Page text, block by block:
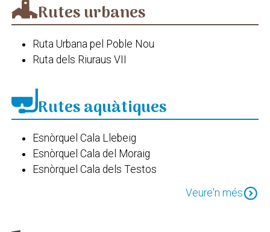
Rutes urbanes
Ruta Urbana pel Poble Nou
Ruta dels Riuraus VII
Rutes aquàtiques
Esnòrquel Cala Llebeig
Esnòrquel Cala del Moraig
Esnòrquel Cala dels Testos
Veure'n mésexpand_circle_down